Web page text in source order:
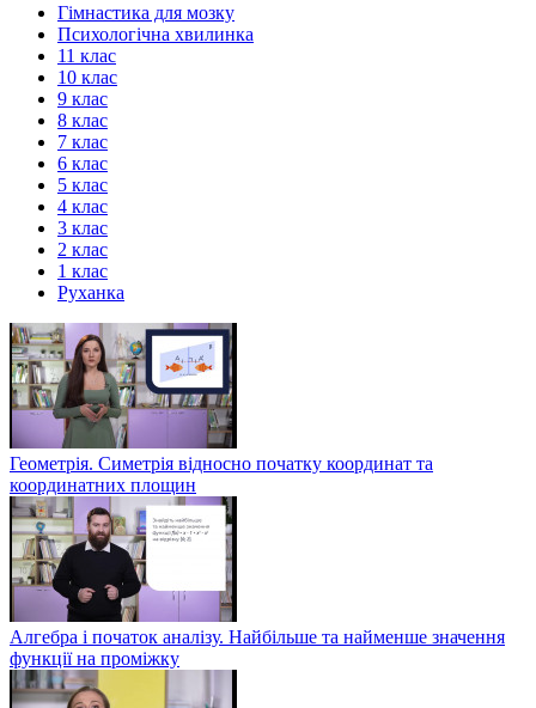
Гімнастика для мозку
Психологічна хвилинка
11 клас
10 клас
9 клас
8 клас
7 клас
6 клас
5 клас
4 клас
3 клас
2 клас
1 клас
Руханка
Геометрія. Симетрія відносно початку координат та
координатних площин
Алгебра і початок аналізу. Найбільше та найменше значення
функції на проміжку